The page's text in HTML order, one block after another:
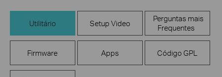
Utilitário Setup Video
Perguntas mais
Frequentes
Firmware Apps Código GPL